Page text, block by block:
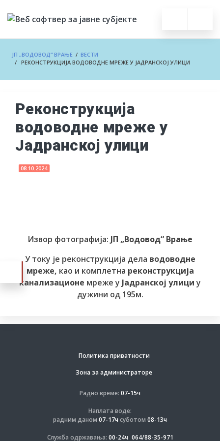
ЈП „ВОДОВОД“ ВРАЊЕ / ВЕСТИ
/ РЕКОНСТРУКЦИЈА ВОДОВОДНЕ МРЕЖЕ У ЈАДРАНСКОЈ УЛИЦИ
Реконструкција
водоводне мреже у
Јадранској улици
08.10.2024
Извор фотографија: ЈП „Водовод“ Врање
У току је реконструкција дела водоводне
мреже, као и комплетна реконструкција
канализационе мреже у Јадранској улициу
дужини од 195м.
Политика приватности
Зона за администраторе
Радно време: 07-15ч
Наплата воде:
радним даном 07-17ч суботом 08-13ч
Служба одржавања: 00-24ч 064/88-35-971